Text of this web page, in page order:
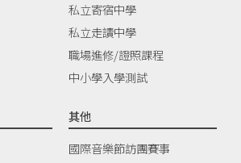
私立寄宿中學
私立走讀中學
職場進修/證照課程
中小學入學測試
其他
國際音樂節訪團賽事